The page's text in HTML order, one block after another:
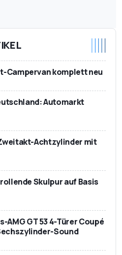
Campervan komplett neu
Automarkt
Achtzylinder mit
Skulpur auf Basis
AMG GT 53 4-Türer Coupé
Sound